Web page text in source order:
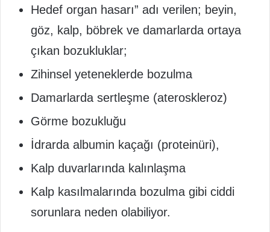
Hedef organ hasarı” adı verilen; beyin,
göz, kalp, böbrek ve damarlarda ortaya
çıkan bozukluklar;
Zihinsel yeteneklerde bozulma
Damarlarda sertleşme (ateroskleroz)
Görme bozukluğu
İdrarda albumin kaçağı (proteinüri),
Kalp duvarlarında kalınlaşma
Kalp kasılmalarında bozulma gibi ciddi
sorunlara neden olabiliyor.